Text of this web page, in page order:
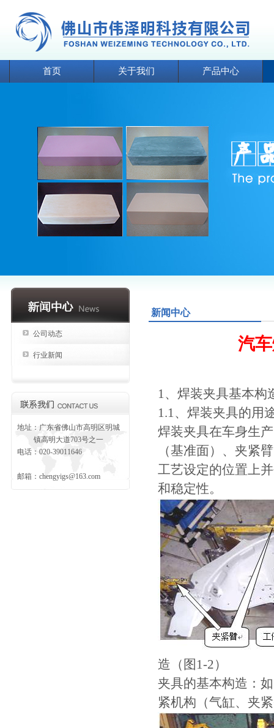
首页 关于我们 产品中心
公司动态
行业新闻
地址：广东省佛山市高明区明城
镇高明大道703号之一
电话：020-39011646
邮箱： chengyigs@163.com
新闻中心
汽
1、焊装夹具基本构
1.1、焊装夹具的用
焊装夹具在车身生
（基准面）、夹紧
工艺设定的位置上
和稳定性。
造（图1-2）
夹具的基本构造：
紧机构（气缸、夹